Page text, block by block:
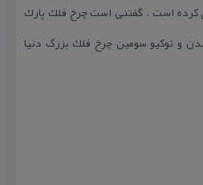
است . گفتنی است چرخ فلك ‏پارك
و توكیو سومین چرخ فلك بزرگ دنیا